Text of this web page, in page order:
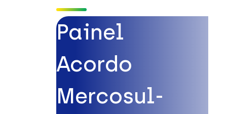
Painel
Acordo
Mercosul-